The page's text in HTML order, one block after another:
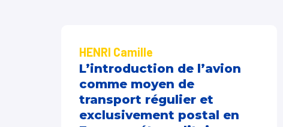
HENRI Camille
L’introduction de l’avion
comme moyen de
transport régulier et
exclusivement postal en